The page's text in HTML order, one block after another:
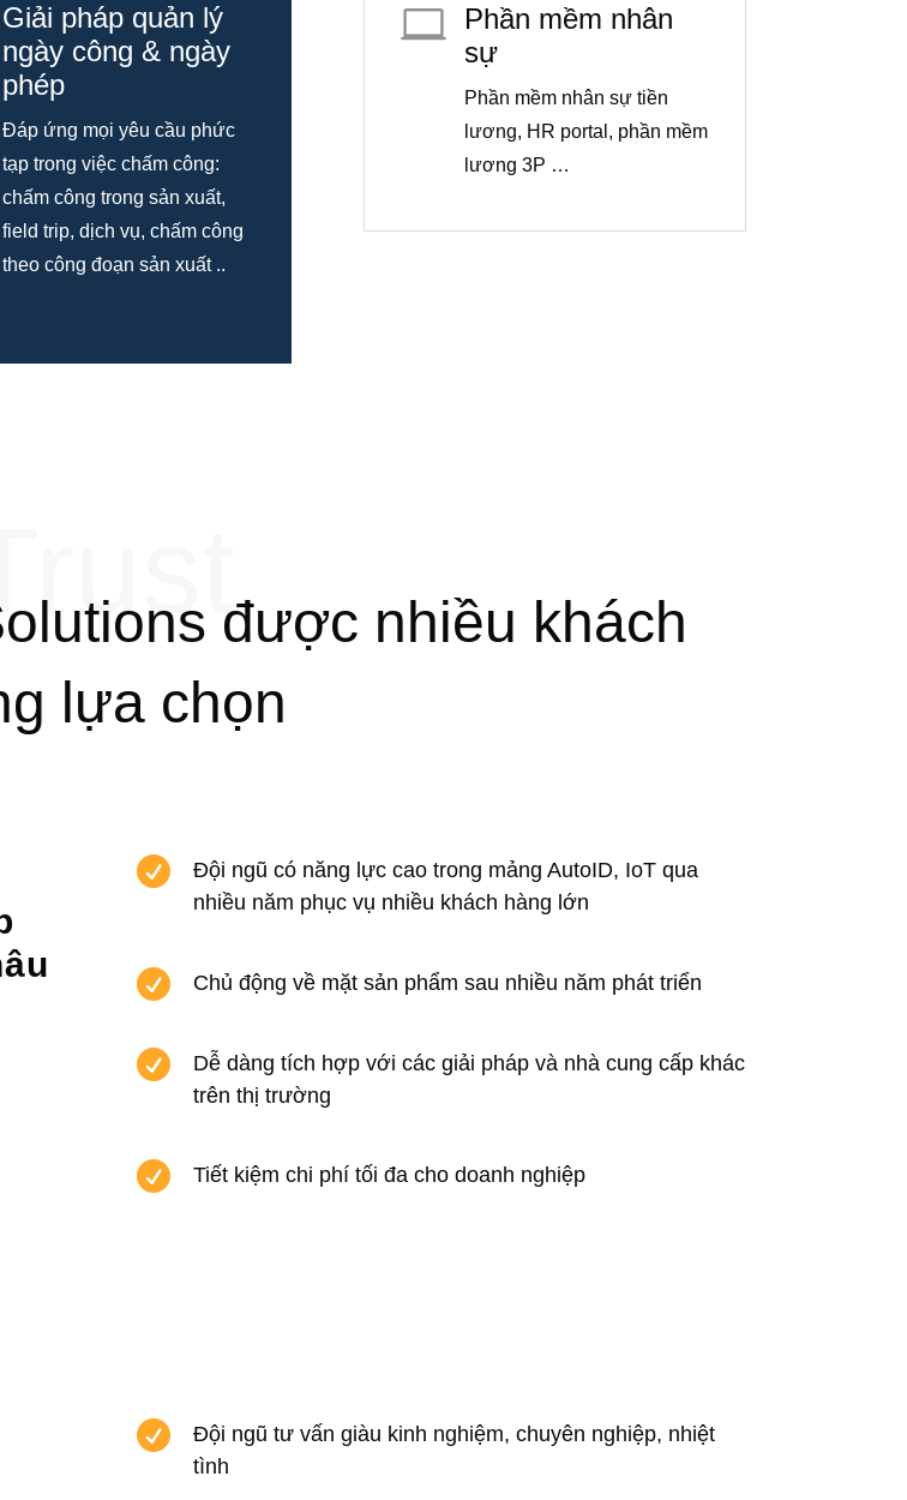
Giải pháp quản lý
ngày công & ngày
phép
Đáp ứng mọi yêu cầu phức
tạp trong việc chấm công:
chấm công trong sản xuất,
field trip, dịch vụ, chấm công
theo công đoạn sản xuất ..

Phần mềm nhân
sự
Phần mềm nhân sự tiền
lương, HR portal, phần mềm
lương 3P …
được nhiều khách
lựa chọn

Đội ngũ có năng lực cao trong mảng AutoID, IoT qua
nhiều năm phục vụ nhiều khách hàng lớn
 Chủ động về mặt sản phẩm sau nhiều năm phát triển

Dễ dàng tích hợp với các giải pháp và nhà cung cấp khác
trên thị trường
 Tiết kiệm chi phí tối đa cho doanh nghiệp

Đội ngũ tư vấn giàu kinh nghiệm, chuyên nghiệp, nhiệt
tình